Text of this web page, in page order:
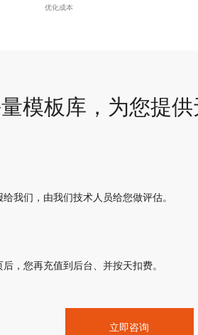
优化成本
模板库，为您提
我们，由我们技术人员给您做评估。
，您再充值到后台、并按天扣费。
立即咨询